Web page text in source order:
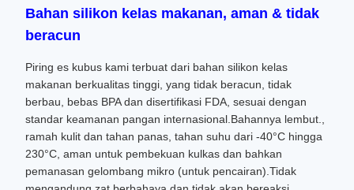
Bahan silikon kelas makanan, aman & tidak
beracun
Piring es kubus kami terbuat dari bahan silikon kelas
makanan berkualitas tinggi, yang tidak beracun, tidak
berbau, bebas BPA dan disertifikasi FDA, sesuai dengan
standar keamanan pangan internasional.Bahannya lembut.,
ramah kulit dan tahan panas, tahan suhu dari -40°C hingga
230°C, aman untuk pembekuan kulkas dan bahkan
pemanasan gelombang mikro (untuk pencairan).Tidak